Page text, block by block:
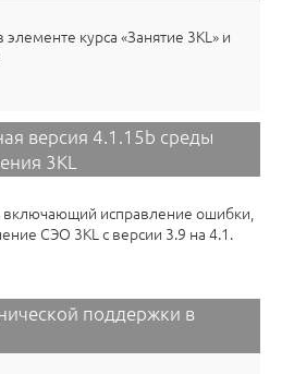
курса «Занятие 3KL» и
версия 4.1.15b среды
3KL
включающий исправление ошибки,
СЭО 3KL с версии 3.9 на 4.1.
обучения 3KL
поддержки в